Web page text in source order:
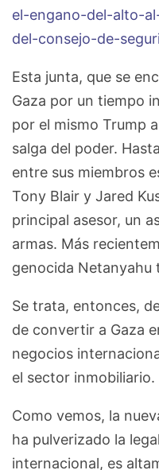
el-engano-del-alto-
del-consejo-de-
Esta junta, que se
Gaza por un tiempo
por el mismo Trump
salga del poder.
entre sus miembros
Tony Blair y Jared
principal asesor, un
armas. Más
genocida Netanyahu
Se trata, entonces,
de convertir a Gaza
negocios
el sector inmobiliario.
Como vemos, la
ha pulverizado la
internacional, es